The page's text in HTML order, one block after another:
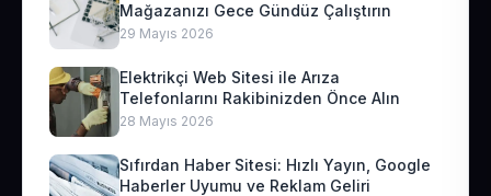
Mağazanızı Gece Gündüz Çalıştırın
29 Mayıs 2026
Elektrikçi Web Sitesi ile Arıza
Telefonlarını Rakibinizden Önce Alın
28 Mayıs 2026
Sıfırdan Haber Sitesi: Hızlı Yayın, Google
Haberler Uyumu ve Reklam Geliri